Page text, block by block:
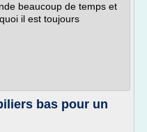
beaucoup de temps et
il est toujours
bas pour un